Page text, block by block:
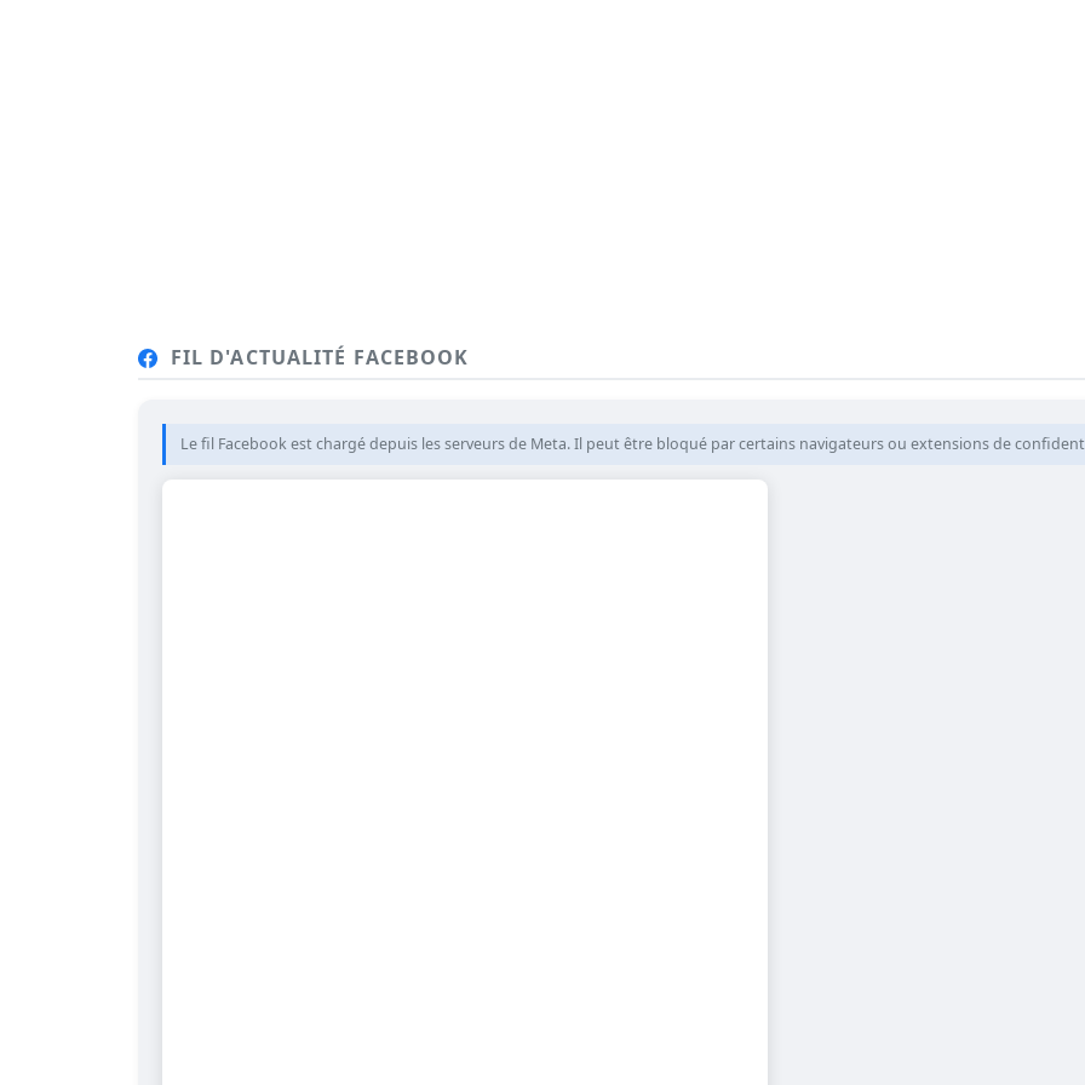
FIL D'ACTUALITÉ FACEBOOK
Le fil Facebook est chargé depuis les serveurs de Meta. Il peut être bloqué par certains navigateurs ou extensions de